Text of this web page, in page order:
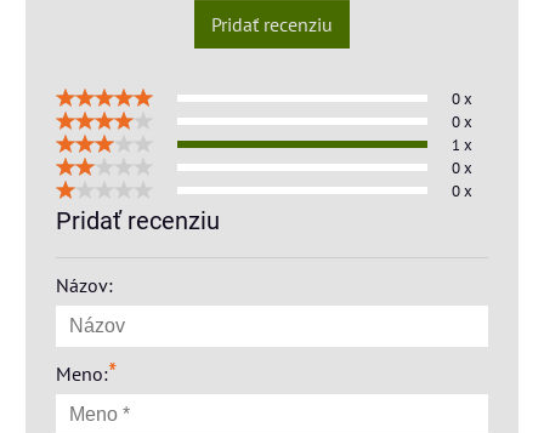
Pridať recenziu
0 x
0 x
1 x
0 x
0 x
Pridať recenziu
Názov:
Meno:*